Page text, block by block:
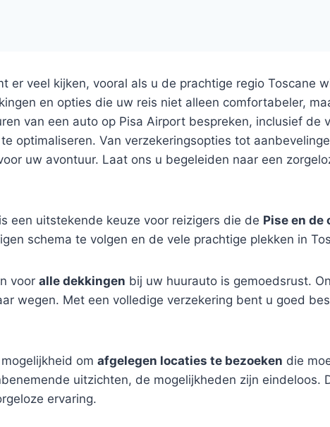
er veel kijken, vooral als u de prachtige regio Toscane
en opties die uw reis niet alleen comfortabeler,
van een auto op Pisa Airport bespreken, inclusief de
optimaliseren. Van verzekeringsopties tot
uw avontuur. Laat ons u begeleiden naar een
is een uitstekende keuze voor reizigers die de Pise en de
schema te volgen en de vele prachtige plekken in
voor alle dekkingen bij uw huurauto is gemoedsrust.
wegen. Met een volledige verzekering bent u goed
om afgelegen locaties te bezoeken die
uitzichten, de mogelijkheden zijn eindeloos.
ervaring.